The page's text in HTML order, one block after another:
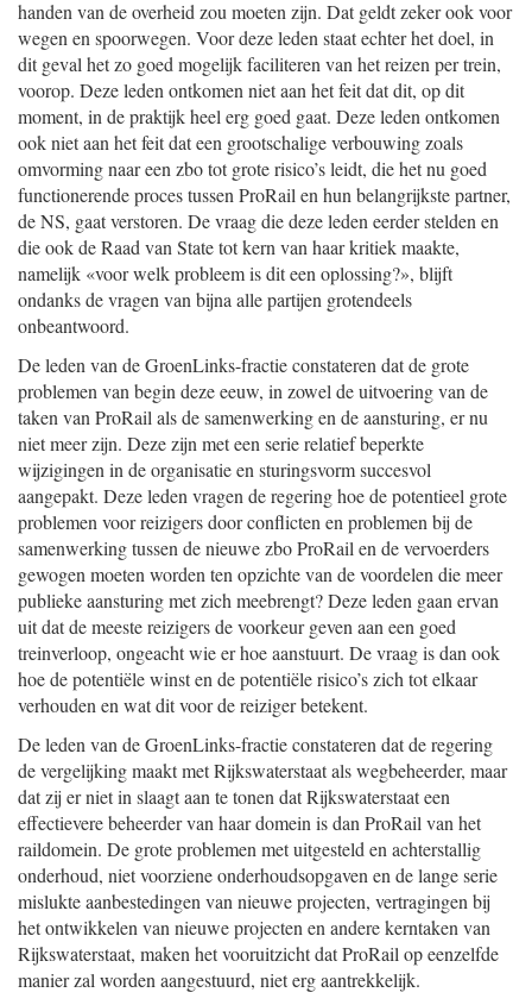
handen van de overheid zou moeten zijn. Dat geldt zeker ook voor
wegen en spoorwegen. Voor deze leden staat echter het doel, in
dit geval het zo goed mogelijk faciliteren van het reizen per trein,
voorop. Deze leden ontkomen niet aan het feit dat dit, op dit
moment, in de praktijk heel erg goed gaat. Deze leden ontkomen
ook niet aan het feit dat een grootschalige verbouwing zoals
omvorming naar een zbo tot grote risico’s leidt, die het nu goed
functionerende proces tussen ProRail en hun belangrijkste partner,
de NS, gaat verstoren. De vraag die deze leden eerder stelden en
die ook de Raad van State tot kern van haar kritiek maakte,
namelijk «voor welk probleem is dit een oplossing?», blijft
ondanks de vragen van bijna alle partijen grotendeels
onbeantwoord.
De leden van de GroenLinks-fractie constateren dat de grote
problemen van begin deze eeuw, in zowel de uitvoering van de
taken van ProRail als de samenwerking en de aansturing, er nu
niet meer zijn. Deze zijn met een serie relatief beperkte
wijzigingen in de organisatie en sturingsvorm succesvol
aangepakt. Deze leden vragen de regering hoe de potentieel grote
problemen voor reizigers door conflicten en problemen bij de
samenwerking tussen de nieuwe zbo ProRail en de vervoerders
gewogen moeten worden ten opzichte van de voordelen die meer
publieke aansturing met zich meebrengt? Deze leden gaan ervan
uit dat de meeste reizigers de voorkeur geven aan een goed
treinverloop, ongeacht wie er hoe aanstuurt. De vraag is dan ook
hoe de potentiële winst en de potentiële risico’s zich tot elkaar
verhouden en wat dit voor de reiziger betekent.
De leden van de GroenLinks-fractie constateren dat de regering
de vergelijking maakt met Rijkswaterstaat als wegbeheerder, maar
dat zij er niet in slaagt aan te tonen dat Rijkswaterstaat een
effectievere beheerder van haar domein is dan ProRail van het
raildomein. De grote problemen met uitgesteld en achterstallig
onderhoud, niet voorziene onderhoudsopgaven en de lange serie
mislukte aanbestedingen van nieuwe projecten, vertragingen bij
het ontwikkelen van nieuwe projecten en andere kerntaken van
Rijkswaterstaat, maken het vooruitzicht dat ProRail op eenzelfde
manier zal worden aangestuurd, niet erg aantrekkelijk.